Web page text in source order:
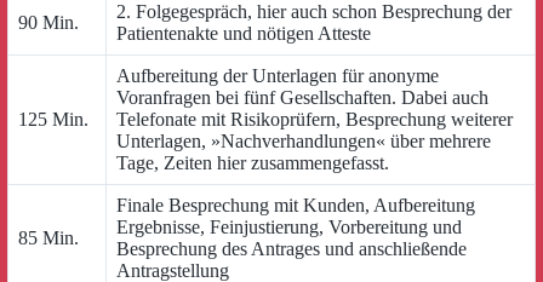
90 Min.
2. Folgegespräch, hier auch schon Besprechung der
Patientenakte und nötigen Atteste
125 Min.
Aufbereitung der Unterlagen für anonyme
Voranfragen bei fünf Gesellschaften. Dabei auch
Telefonate mit Risikoprüfern, Besprechung weiterer
Unterlagen, »Nachverhandlungen« über mehrere
Tage, Zeiten hier zusammengefasst.
85 Min.
Finale Besprechung mit Kunden, Aufbereitung
Ergebnisse, Feinjustierung, Vorbereitung und
Besprechung des Antrages und anschließende
Antragstellung